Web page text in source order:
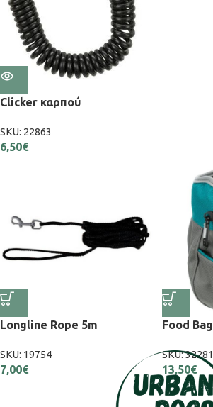
Clicker καρπού
SKU: 22863
6,50€
Longline Rope 5m
SKU: 19754
7,00€
Food Bag
SKU:32281
13,50€